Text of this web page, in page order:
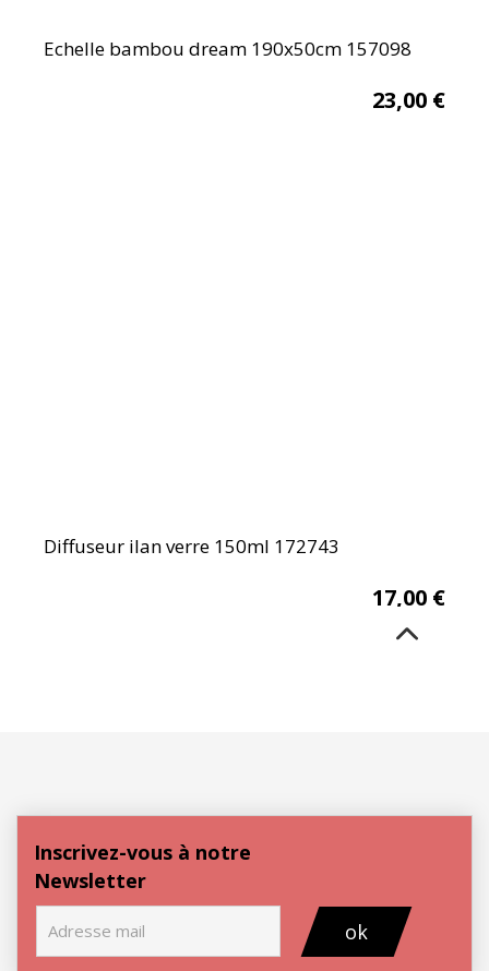
Echelle bambou dream 190x50cm 157098
23,00 €
Diffuseur ilan verre 150ml 172743
17,00 €
Inscrivez-vous à notre
Newsletter
ok